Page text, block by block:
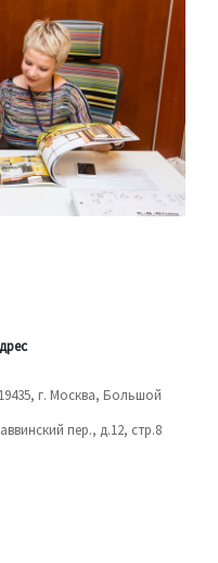
г. Москва, Большой
пер., д.12, стр.8